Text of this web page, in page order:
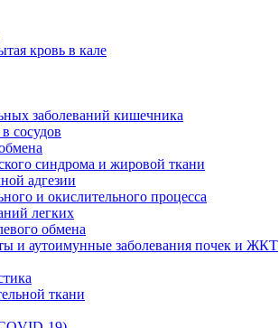
кровь в кале
заболеваний кишечника
сосудов
синдрома и жировой ткани
адгезии
и окислительного процесса
легких
обмена
и аутоимунные заболевания почек и ЖКТ
ткани